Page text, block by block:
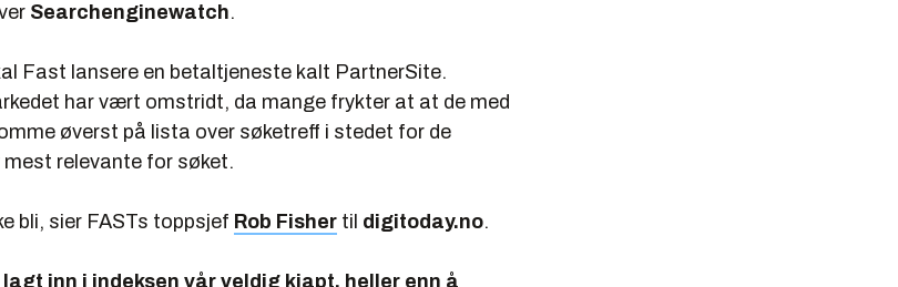
Searchenginewatch.
Fast lansere en betaltjeneste kalt PartnerSite.
har vært omstridt, da mange frykter at at de med
øverst på lista over søketreff i stedet for de
relevante for søket.
bli, sier FASTs toppsjef Rob Fisher til digitoday.no.
inn i indeksen vår veldig kjapt, heller enn å